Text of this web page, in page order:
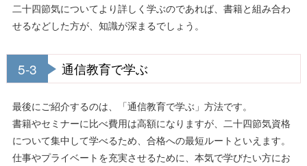
二十四節気についてより詳しく学ぶのであれば、書籍と組み合わ
せるなどした方が、知識が深まるでしょう。
5-3 通信教育で学ぶ
最後にご紹介するのは、「通信教育で学ぶ」方法です。
書籍やセミナーに比べ費用は高額になりますが、二十四節気資格
について集中して学べるため、合格への最短ルートといえます。
仕事やプライベートを充実させるために、本気で学びたい方にお